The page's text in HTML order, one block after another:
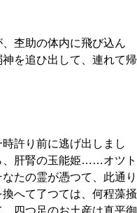
杢助の体内に飛び込ん
を追ひ出して、連れて帰
許り前に逃げ出しまし
、肝腎の玉能姫……オツト
たの霊が憑つて、此通り
へて了つては、何程藻掻